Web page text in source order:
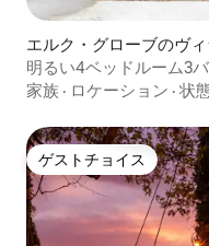
エルク・グローブのヴィ
明るい4ベッドルーム3
家族 · ロケーション · 状
ゲストチョイス
ゲストチョイス